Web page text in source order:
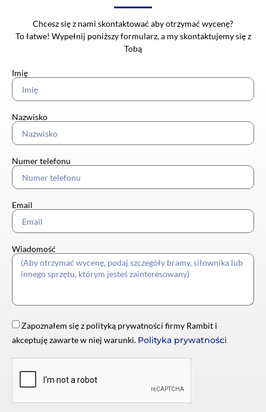
Chcesz się z nami skontaktować aby otrzymać wycenę?
To łatwe! Wypełnij poniższy formularz, a my skontaktujemy się z
Tobą
Imię
Nazwisko
Numer telefonu
Email
Wiadomość
Zapoznałem się z polityką prywatności firmy Rambit i
akceptuję zawarte w niej warunki. Polityka prywatności